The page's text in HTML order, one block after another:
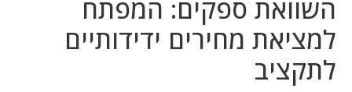
השוואת ספקים: המפתח
למציאת מחירים ידידותיים
לתקציב